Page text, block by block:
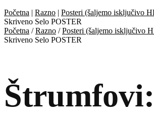
Početna | Razno | Posteri (šaljemo isključivo
Skriveno Selo POSTER
Početna /Razno /Posteri (šaljemo isključivo
Skriveno Selo POSTER
Štrumfovi: